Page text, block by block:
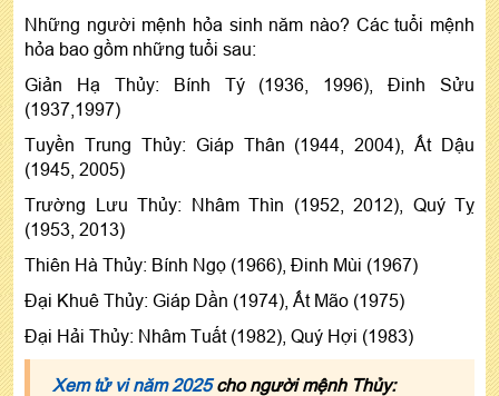
Những người mệnh hỏa sinh năm nào? Các tuổi mệnh
hỏa bao gồm những tuổi sau:
Giản Hạ Thủy: Bính Tý (1936, 1996), Đinh Sửu
(1937,1997)
Tuyền Trung Thủy: Giáp Thân (1944, 2004), Ất Dậu
(1945, 2005)
Trường Lưu Thủy: Nhâm Thìn (1952, 2012), Quý Tỵ
(1953, 2013)
Thiên Hà Thủy: Bính Ngọ (1966), Đinh Mùi (1967)
Đại Khuê Thủy: Giáp Dần (1974), Ất Mão (1975)
Đại Hải Thủy: Nhâm Tuất (1982), Quý Hợi (1983)
Xem tử vi năm 2025cho người mệnh Thủy: